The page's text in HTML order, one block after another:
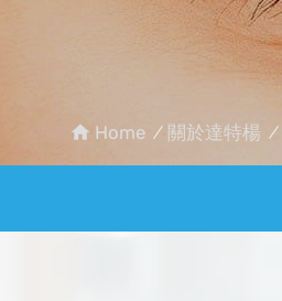
Home 關於達特楊